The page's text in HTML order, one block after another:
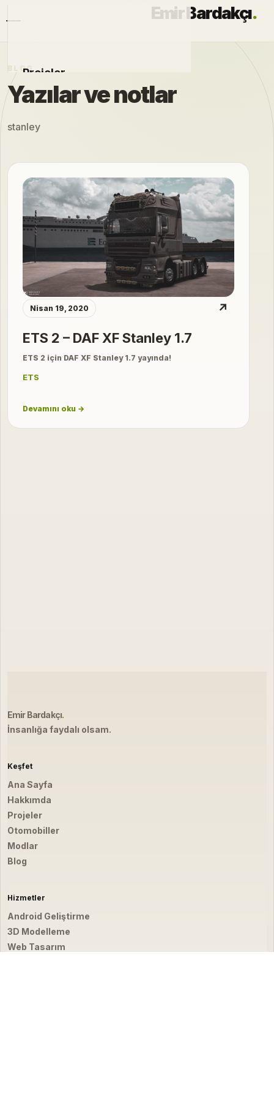
Emir Bardakçı.
Projeler
Otomobiller
Modlar
Hakkımda
Blog
BLOG
Yazılar ve notlar
stanley
Nisan 19, 2020 ↗
ETS 2 – DAF XF Stanley 1.7
ETS 2 için DAF XF Stanley 1.7 yayında!
ETS
Devamını oku →
Emir Bardakçı.
İnsanlığa faydalı olsam.
Keşfet
Ana Sayfa
Hakkımda
Projeler
Otomobiller
Modlar
Blog
Hizmetler
Android Geliştirme
3D Modelleme
Web Tasarım